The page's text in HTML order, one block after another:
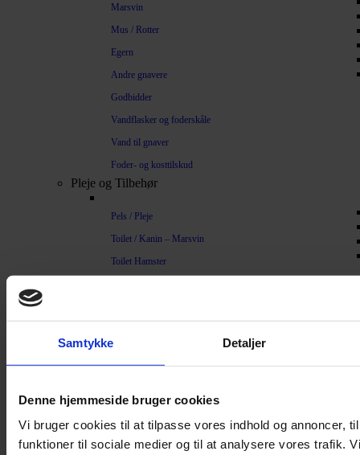
Samtykke Detaljer
Denne hjemmeside bruger cookies
Vi bruger cookies til at tilpasse vores indhold og annoncer,
funktioner til sociale medier og til at analysere vores trafik.
Marsvin
Mus / Rotter
Egern
Andre gnavere
Godbidder
Vandflasker og foderskåle
Vand til gnaver
Foder- og kosttilskud
Pleje og Tilbehør
Pels / Pleje
Toilet / Kanin – Marsvin
Toilet Hamster
Bure
Kaninbur
Rottebur
Marsvinebur